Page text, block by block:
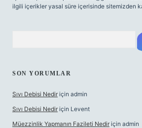
ilgili içerikler yasal süre içerisinde sitemizden
SON YORUMLAR
Sıvı Debisi Nedir için admin
Sıvı Debisi Nedir için Levent
Müezzinlik Yapmanın Fazileti Nedir için admin